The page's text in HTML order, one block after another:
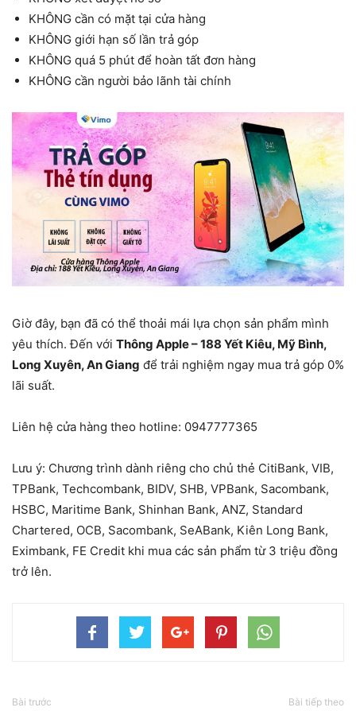
KHÔNG cần có mặt tại cửa hàng
KHÔNG giới hạn số lần trả góp
KHÔNG quá 5 phút để hoàn tất đơn hàng
KHÔNG cần người bảo lãnh tài chính
Giờ đây, bạn đã có thể thoải mái lựa chọn sản phẩm mình
yêu thích. Đến với Thông Apple – 188 Yết Kiêu, Mỹ Bình,
Long Xuyên, An Giang để trải nghiệm ngay mua trả góp 0%
lãi suất.
Liên hệ cửa hàng theo hotline: 0947777365
Lưu ý: Chương trình dành riêng cho chủ thẻ CitiBank, VIB,
TPBank, Techcombank, BIDV, SHB, VPBank, Sacombank,
HSBC, Maritime Bank, Shinhan Bank, ANZ, Standard
Chartered, OCB, Sacombank, SeABank, Kiên Long Bank,
Eximbank, FE Credit khi mua các sản phẩm từ 3 triệu đồng
trở lên.
Bài trước Bài tiếp theo